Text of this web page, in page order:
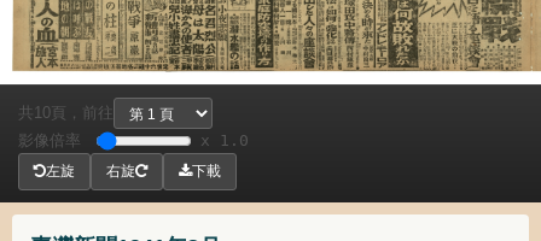
共 10頁，
前往
影像倍率
x 1.0
左旋 右旋 下載